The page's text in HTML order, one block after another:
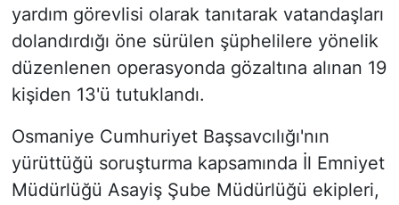
yardım görevlisi olarak tanıtarak vatandaşları
dolandırdığı öne sürülen şüphelilere yönelik
düzenlenen operasyonda gözaltına alınan 19
kişiden 13'ü tutuklandı.
Osmaniye Cumhuriyet Başsavcılığı'nın
yürüttüğü soruşturma kapsamında İl Emniyet
Müdürlüğü Asayiş Şube Müdürlüğü ekipleri,